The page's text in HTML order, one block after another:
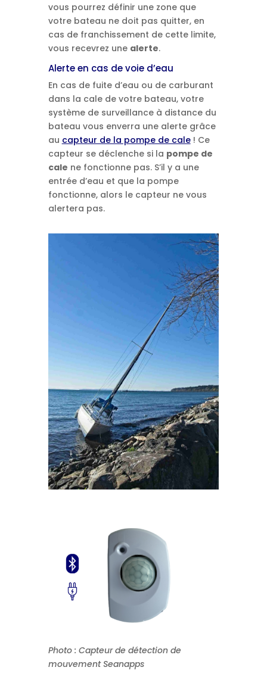
vous pourrez définir une zone que
votre bateau ne doit pas quitter, en
cas de franchissement de cette limite,
vous recevrez une alerte.
Alerte en cas de voie d’eau
En cas de fuite d’eau ou de carburant
dans la cale de votre bateau, votre
système de surveillance à distance du
bateau vous enverra une alerte grâce
au capteur de la pompe de cale! Ce
capteur se déclenche si la pompe de
cale ne fonctionne pas. S’il y a une
entrée d’eau et que la pompe
fonctionne, alors le capteur ne vous
alertera pas.
Photo : Capteur de détection de
mouvement Seanapps